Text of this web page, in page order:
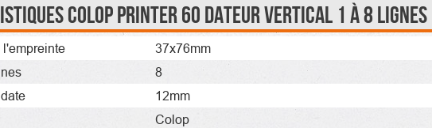
Colop Printer 60 Dateur Vertical 1 à 8 lignes
37x76mm
8
12mm
Colop